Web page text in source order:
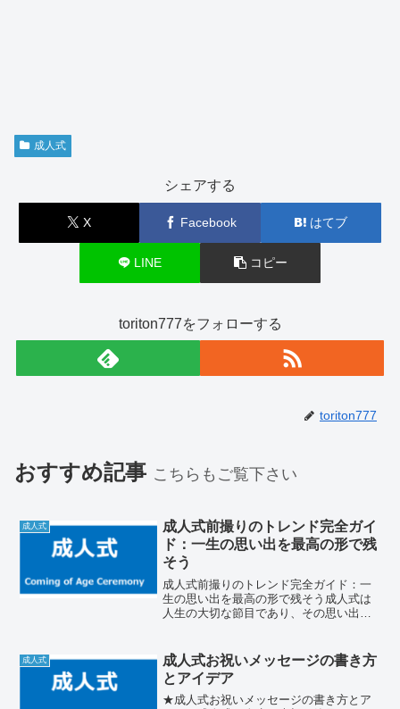
成人式
シェアする
X Facebook はてブ
LINE コピー
toriton777をフォローする
toriton777
おすすめ記事 こちらもご覧下さい
成人式
成人式前撮りのトレンド完全ガイ
ド：一生の思い出を最高の形で残
そう
成人式前撮りのトレンド完全ガイド：一
生の思い出を最高の形で残そう成人式は
人生の大切な節目であり、その思い出を
さえた成人式前撮りのポイントやおすす
めのポーズ、ロケーションに...
成人式
成人式お祝いメッセージの書き方
とアイデア
★成人式お祝いメッセージの書き方とア